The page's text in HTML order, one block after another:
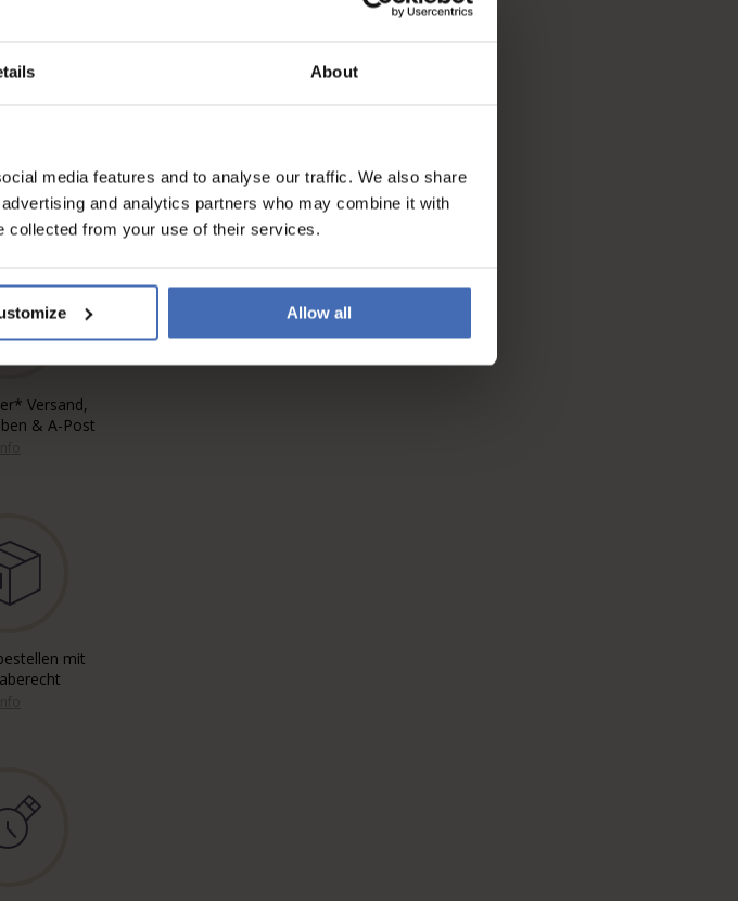
About
media features and to analyse our traffic. We also share
and analytics partners who may combine it with
collected from your use of their services.
Allow all
info
Versand,
& A-Post
mit